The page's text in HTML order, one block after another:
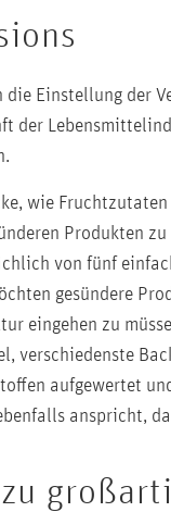
Einstellung der
der
wie
Produkten
von fünf
gesündere
eingehen zu
verschiedenste
aufgewertet
anspricht,